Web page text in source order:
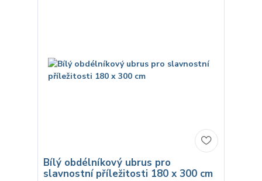
Bílý obdélníkový ubrus pro
slavnostní příležitosti 180 x 300 cm